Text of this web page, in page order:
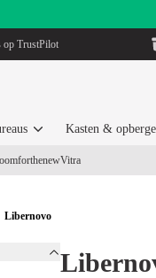
op TrustPilot
Kasten &
Vitra
Libernovo